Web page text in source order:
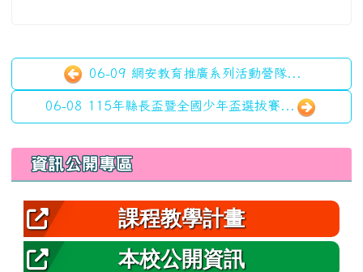
06-09 網安教育推廣系列活動營隊...
06-08 115年縣長盃暨全國少年盃選拔賽...
左邊區域內容
資訊公開專區
課程教學計畫
本校公開資訊